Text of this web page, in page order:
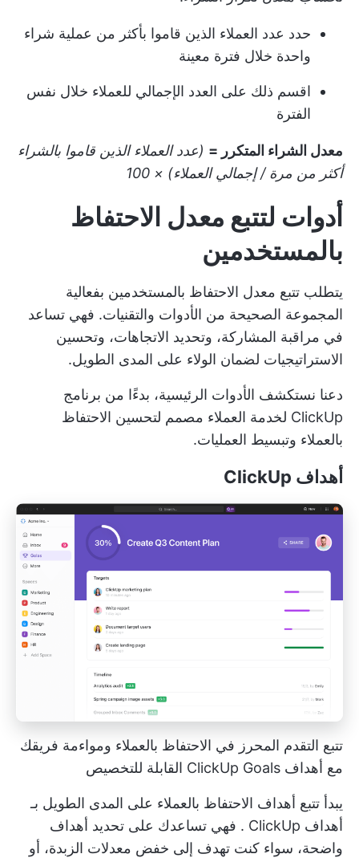
حدد عدد العملاء الذين قاموا بأكثر من عملية شراء
واحدة خلال فترة معينة
اقسم ذلك على العدد الإجمالي للعملاء خلال نفس
الفترة
معدل الشراء المتكرر = (عدد العملاء الذين قاموا بالشراء
أكثر من مرة / إجمالي العملاء) × 100
أدوات لتتبع معدل الاحتفاظ
بالمستخدمين
يتطلب تتبع معدل الاحتفاظ بالمستخدمين بفعالية
المجموعة الصحيحة من الأدوات والتقنيات. فهي تساعد
في مراقبة المشاركة، وتحديد الاتجاهات، وتحسين
الاستراتيجيات لضمان الولاء على المدى الطويل.
دعنا نستكشف الأدوات الرئيسية، بدءًا من برنامج
ClickUp لخدمة العملاء
مصمم لتحسين الاحتفاظ
بالعملاء وتبسيط العمليات.
أهداف ClickUp
تتبع التقدم المحرز في الاحتفاظ بالعملاء ومواءمة فريقك
مع أهداف ClickUp Goals القابلة للتخصيص
يبدأ تتبع أهداف الاحتفاظ بالعملاء على المدى الطويل بـ
أهداف ClickUp
. فهي تساعدك على تحديد أهداف
واضحة، سواء كنت تهدف إلى خفض معدلات الزبدة، أو